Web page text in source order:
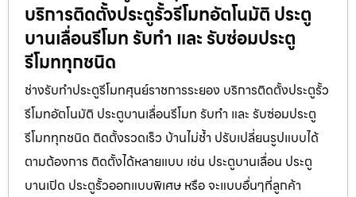
บริการติดตั้งประตูรั้วรีโมทอัตโนมัติ ประตู
บานเลื่อนรีโมท รับทำ และ รับซ่อมประตู
รีโมททุกชนิด
ช่างรับทำประตูรีโมทศุนย์ราชการระยอง บริการติดตั้งประตูรั้ว
รีโมทอัตโนมัติ ประตูบานเลื่อนรีโมท รับทำ และ รับซ่อมประตู
รีโมททุกชนิด ติดตั้งรวดเร็ว บ้านไม่ช้ำ ปรับเปลี่ยนรูปแบบได้
ตามต้องการ ติดตั้งได้หลายแบบ เช่น ประตูบานเลื่อน ประตู
บานเปิด ประตูรั้วออกแบบพิเศษ หรือ จะแบบอื่นๆที่ลูกค้า